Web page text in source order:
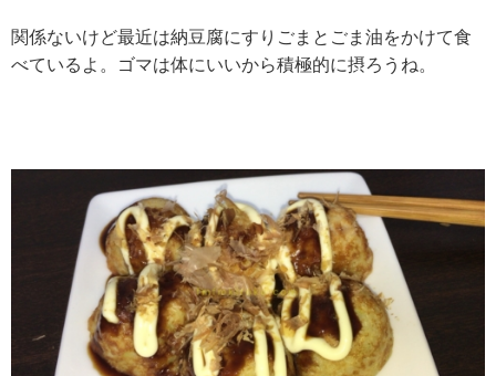
関係ないけど最近は納豆腐にすりごまとごま油をかけて食
べているよ。ゴマは体にいいから積極的に摂ろうね。